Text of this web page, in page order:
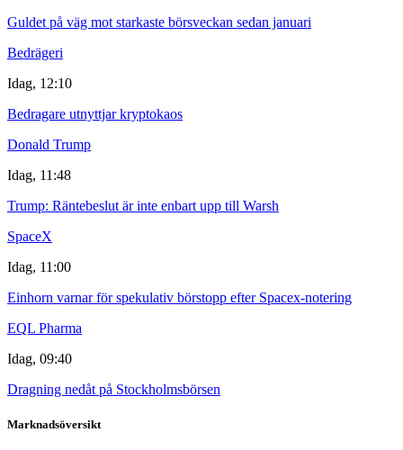
Guldet på väg mot starkaste börsveckan sedan januari
Bedrägeri
Idag, 12:10
Bedragare utnyttjar kryptokaos
Donald Trump
Idag, 11:48
Trump: Räntebeslut är inte enbart upp till Warsh
SpaceX
Idag, 11:00
Einhorn varnar för spekulativ börstopp efter Spacex-notering
EQL Pharma
Idag, 09:40
Dragning nedåt på Stockholmsbörsen
Marknadsöversikt